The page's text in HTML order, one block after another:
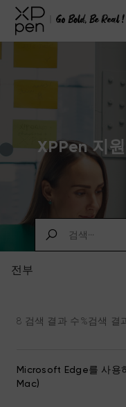
XPPen 지
전부
8 검색 결과 수%검색 결
Microsoft Edge를 사용
Mac)